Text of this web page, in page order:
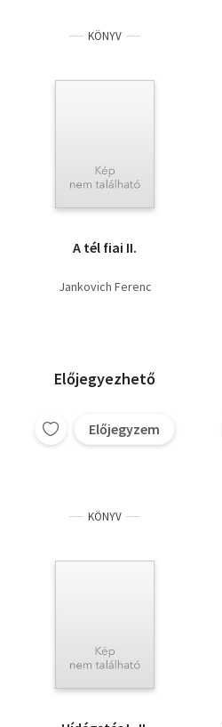
KÖNYV
A tél fiai II.
Jankovich Ferenc
Előjegyezhető
Előjegyzem
KÖNYV